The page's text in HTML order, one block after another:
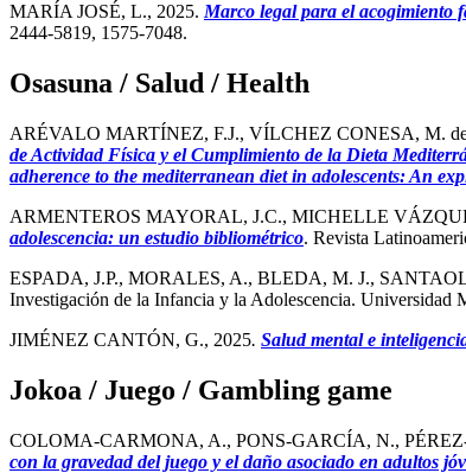
MARÍA JOSÉ, L., 2025. Marco legal para el acogimiento
2444-5819, 1575-7048.
Osasuna / Salud / Health
ARÉVALO MARTÍNEZ, F.J., VÍLCHEZ CONESA, M.
de Actividad Física y el Cumplimiento de la Dieta
adherence to the mediterranean diet in adolescents: An
ARMENTEROS MAYORAL, J.C., MICHELLE
adolescencia: un estudio bibliométrico. Revista
ESPADA, J.P., MORALES, A., BLEDA, M. J.,
Investigación de la Infancia y la Adolescencia. Universidad
JIMÉNEZ CANTÓN, G., 2025. Salud mental e
Jokoa / Juego / Gambling game
COLOMA-CARMONA, A., PONS-GARCÍA, N.,
con la gravedad del juego y el daño asociado en adultos